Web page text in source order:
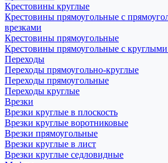
Крестовины круглые
Крестовины прямоугольные с
врезками
Крестовины прямоугольные
Крестовины прямоугольные с круглыми
Переходы
Переходы прямоугольно-круглые
Переходы прямоугольные
Переходы круглые
Врезки
Врезки круглые в плоскость
Врезки круглые воротниковые
Врезки прямоугольные
Врезки круглые в лист
Врезки круглые седловидные